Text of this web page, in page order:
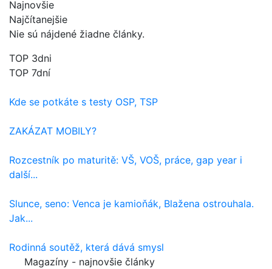
Najnovšie
Najčítanejšie
Nie sú nájdené žiadne články.
TOP 3dni
TOP 7dní
Kde se potkáte s testy OSP, TSP
ZAKÁZAT MOBILY?
Rozcestník po maturitě: VŠ, VOŠ, práce, gap year i
další...
Slunce, seno: Venca je kamioňák, Blažena ostrouhala.
Jak...
Rodinná soutěž, která dává smysl
Magazíny - najnovšie články